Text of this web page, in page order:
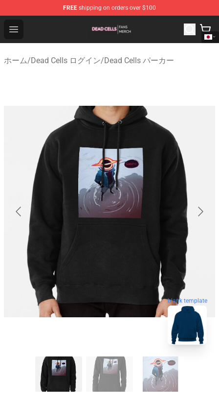
FREE shipping on orders over $100
Open menu
Dead Cells Shop - Official Dead Cells Merchandise Store
ホーム/Dead Cells ログイン/Dead Cells パーカー
blank template